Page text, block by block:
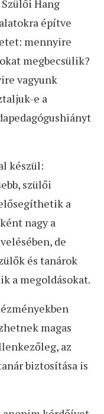
Hang
építve
mennyire
megbecsülik?
vagyunk
e a
készül:
szülői
a
nagy a
de
és tanárok
a megoldásokat.
magas
az
biztosítása is